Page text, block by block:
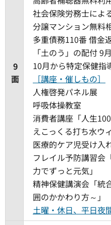
9
面
社会保険労務士によ
分譲マンション無料
多重債務110番 借金
「土のう」の配付 9
10月から特定保健指
［講座・催しもの］
人権啓発パネル展
呼吸体操教室
消費者講座「人生
えこっくる打ち水ウ
医療的ケア児受け入
フレイル予防講習会
力でずっと元気」
精神保健講演会「統
囲のかかわり方～」
土曜・休日、平日夜